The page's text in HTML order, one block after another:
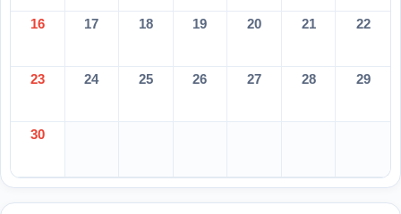
16 17 18 19 20 21 22
23 24 25 26 27 28 29
30